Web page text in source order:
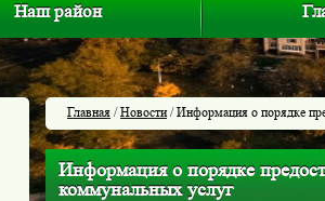
Наш район
Главная /Новости/ Информация о порядке
Информация о порядке
коммунальных услуг